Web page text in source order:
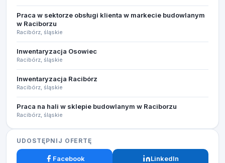
Praca w sektorze obsługi klienta w markecie budowlanym
w Raciborzu
Racibórz, śląskie
Inwentaryzacja Osowiec​
Racibórz, śląskie
Inwentaryzacja Racibórz
Racibórz, śląskie
Praca na hali w sklepie budowlanym w Raciborzu
Racibórz, śląskie
UDOSTĘPNIJ OFERTĘ
Facebook LinkedIn